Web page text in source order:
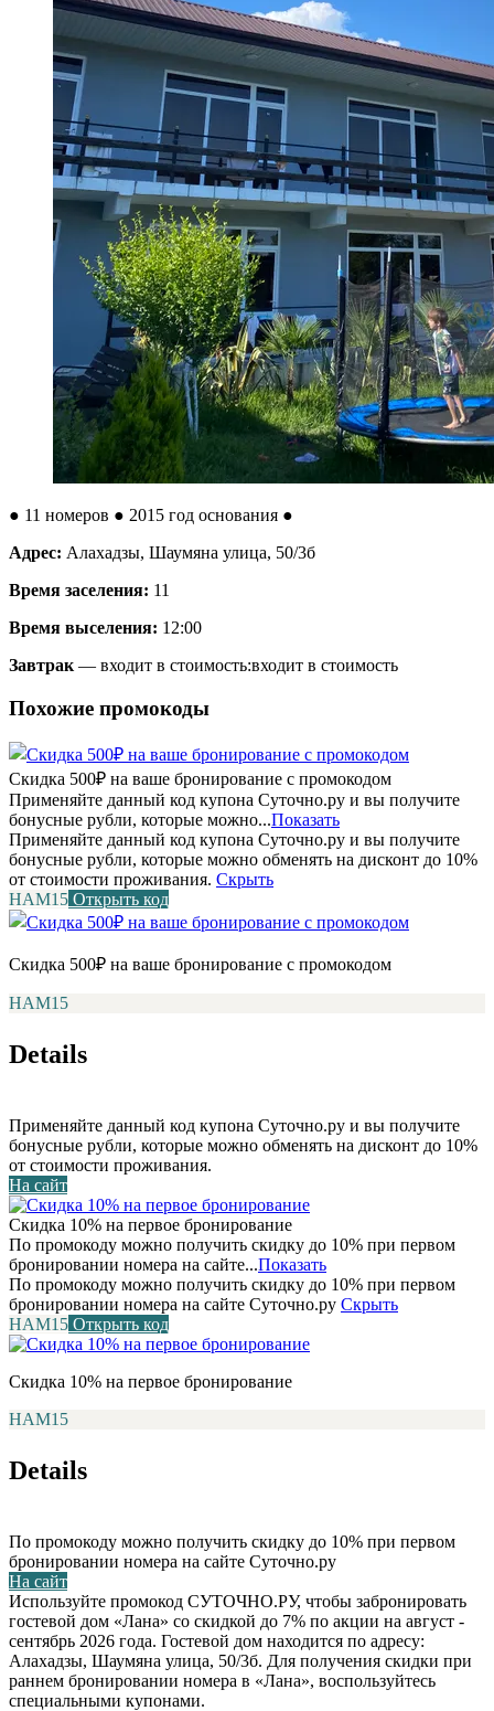
● 11 номеров ● 2015 год основания ●
Адрес: Алахадзы, Шаумяна улица, 50/3б
Время заселения: 11
Время выселения: 12:00
Завтрак — входит в стоимость:входит в стоимость
Похожие промокоды
Скидка 500₽ на ваше бронирование с промокодом
Применяйте данный код купона Суточно.ру и вы получите
бонусные рубли, которые можно...Показать
Применяйте данный код купона Суточно.ру и вы получите
бонусные рубли, которые можно обменять на дисконт до 10%
от стоимости проживания. Скрыть
НАМ15 Открыть код
Скидка 500₽ на ваше бронирование с промокодом
НАМ15
Details
Применяйте данный код купона Суточно.ру и вы получите
бонусные рубли, которые можно обменять на дисконт до 10%
от стоимости проживания.
На сайт
Скидка 10% на первое бронирование
По промокоду можно получить скидку до 10% при первом
бронировании номера на сайте...Показать
По промокоду можно получить скидку до 10% при первом
бронировании номера на сайте Суточно.ру Скрыть
НАМ15 Открыть код
Скидка 10% на первое бронирование
НАМ15
Details
По промокоду можно получить скидку до 10% при первом
бронировании номера на сайте Суточно.ру
На сайт
Используйте промокод СУТОЧНО.РУ, чтобы забронировать
гостевой дом «Лана» со скидкой до 7% по акции на август -
сентябрь 2026 года. Гостевой дом находится по адресу:
Алахадзы, Шаумяна улица, 50/3б. Для получения скидки при
раннем бронировании номера в «Лана», воспользуйтесь
специальными купонами.